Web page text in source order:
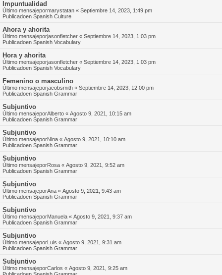
Impuntualidad
Último mensajepormarystatan « Septiembre 14, 2023, 1:49 pm
Publicadoen Spanish Culture
Ahora y ahorita
Último mensajeporjasonfletcher « Septiembre 14, 2023, 1:03 pm
Publicadoen Spanish Vocabulary
Hora y ahorita
Último mensajeporjasonfletcher « Septiembre 14, 2023, 1:03 pm
Publicadoen Spanish Vocabulary
Femenino o masculino
Último mensajeporjacobsmith « Septiembre 14, 2023, 12:00 pm
Publicadoen Spanish Grammar
Subjuntivo
Último mensajeporAlberto « Agosto 9, 2021, 10:15 am
Publicadoen Spanish Grammar
Subjuntivo
Último mensajeporNina « Agosto 9, 2021, 10:10 am
Publicadoen Spanish Grammar
Subjuntivo
Último mensajeporRosa « Agosto 9, 2021, 9:52 am
Publicadoen Spanish Grammar
Subjuntivo
Último mensajeporAna « Agosto 9, 2021, 9:43 am
Publicadoen Spanish Grammar
Subjuntivo
Último mensajeporManuela « Agosto 9, 2021, 9:37 am
Publicadoen Spanish Grammar
Subjuntivo
Último mensajeporLuis « Agosto 9, 2021, 9:31 am
Publicadoen Spanish Grammar
Subjuntivo
Último mensajeporCarlos « Agosto 9, 2021, 9:25 am
Publicadoen Spanish Grammar